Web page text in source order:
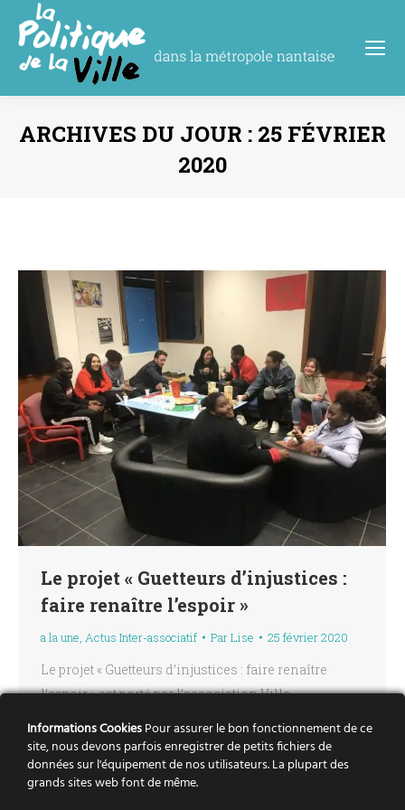
ARCHIVES DU JOUR : 25 FÉVRIER
2020
Le projet « Guetteurs d’injustices :
faire renaître l’espoir »
a la une, Actus Inter-associatif ParLise 25 février 2020
Le projet « Guetteurs d’injustices : faire renaître
l’espoir » est porté par l’association Ville
Simplement, qui agit depuis 20 ans avec les jeunes
des quartiers populaires. Le défi du projet est de
participer à faire renaître l’espoir dans les quartiers,
par une démarche de conscientisation des jeunes
Informations CookiesPour assurer le bon fonctionnement de ce
site, nous devons parfois enregistrer de petits fichiers de
données sur l'équipement de nos utilisateurs. La plupart des
grands sites web font de même.